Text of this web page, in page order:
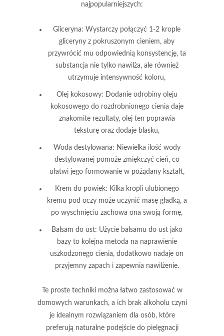
najpopularniejszych:
Gliceryna: Wystarczy połączyć 1-2 krople
gliceryny z pokruszonym cieniem, aby
przywrócić mu odpowiednią konsystencję, ta
substancja nie tylko nawilża, ale również
utrzymuje intensywność koloru,
Olej kokosowy: Dodanie odrobiny oleju
kokosowego do rozdrobnionego cienia daje
znakomite rezultaty, olej ten poprawia
teksturę oraz dodaje blasku,
Woda destylowana: Niewielka ilość wody
destylowanej pomoże zmiękczyć cień, co
ułatwi jego formowanie w pożądany kształt,
Krem do powiek: Kilka kropli ulubionego
kremu pod oczy może uczynić masę gładką, a
po wyschnięciu zachowa ona swoją formę,
Balsam do ust: Użycie balsamu do ust jako
bazy to kolejna metoda na naprawienie
uszkodzonego cienia, dodatkowo nadaje on
przyjemny zapach i zapewnia nawilżenie.
Te proste techniki można łatwo zastosować w
domowych warunkach, a ich brak alkoholu czyni
je idealnym rozwiązaniem dla osób, które
preferują naturalne podejście do pielęgnacji